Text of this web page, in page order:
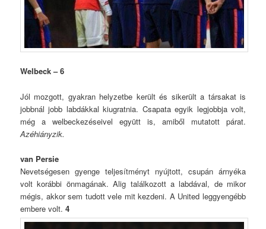
Welbeck – 6
Jól mozgott, gyakran helyzetbe került és sikerült a társakat is
jobbnál jobb labdákkal kiugratnia. Csapata egyik legjobbja volt,
még a welbeckezéseivel együtt is, amiből mutatott párat.
Azéhiányzik.
van Persie
Nevetségesen gyenge teljesítményt nyújtott, csupán árnyéka
volt korábbi önmagának. Alig találkozott a labdával, de mikor
mégis, akkor sem tudott vele mit kezdeni. A United leggyengébb
embere volt.4